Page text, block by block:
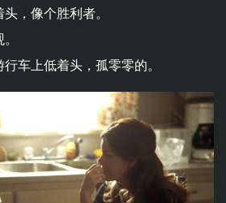
，像个胜利者。
车上低着头，孤零零的。